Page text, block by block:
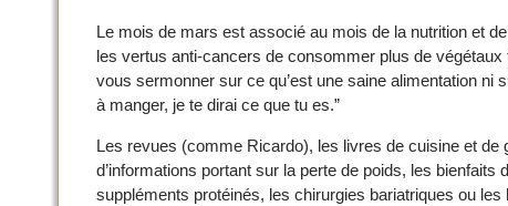
Le mois de mars est associé au mois de la nutrition et
les vertus anti-cancers de consommer plus de
vous sermonner sur ce qu’est une saine alimentation ni
à manger, je te dirai ce que tu es.”
Les revues (comme Ricardo), les livres de cuisine et de
d’informations portant sur la perte de poids, les bienfaits
suppléments protéinés, les chirurgies bariatriques ou